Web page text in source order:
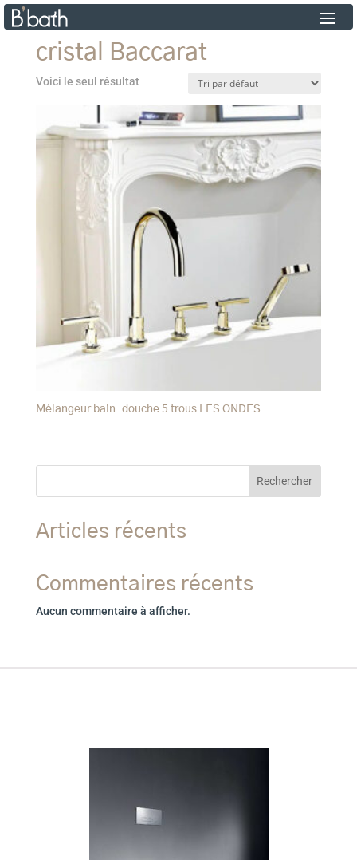
cristal Baccarat
Voici le seul résultat
Mélangeur bain-douche 5 trous LES ONDES
Rechercher
Articles récents
Commentaires récents
Aucun commentaire à afficher.